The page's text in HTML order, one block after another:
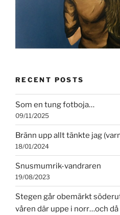
RECENT POSTS
Som en tung fotboja…
09/11/2025
Bränn upp allt tänkte jag
18/01/2024
Snusmumrik-vandraren
19/08/2023
Stegen går obemärkt
våren där uppe i norr…och